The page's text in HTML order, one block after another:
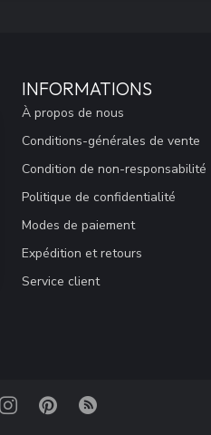
INFORMATIONS
À propos de nous
Conditions-générales de vente
Condition de non-responsabilité
Politique de confidentialité
Modes de paiement
Expédition et retours
Service client